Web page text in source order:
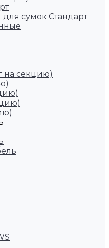
сумок Стандарт
на секцию)